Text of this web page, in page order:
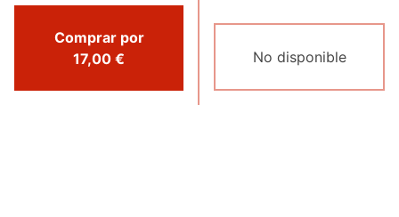
Comprar por
17,00 €
No disponible